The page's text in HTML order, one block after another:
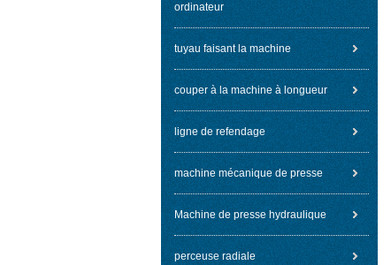
ordinateur
tuyau faisant la machine
couper à la machine à longueur
ligne de refendage
machine mécanique de presse
Machine de presse hydraulique
perceuse radiale